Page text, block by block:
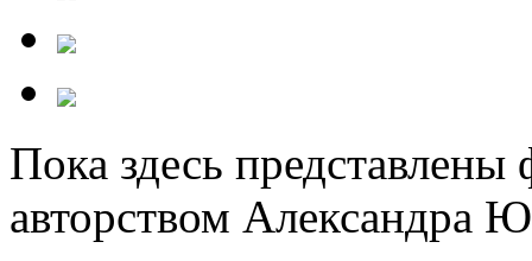
Пока здесь представлены
авторством Александра